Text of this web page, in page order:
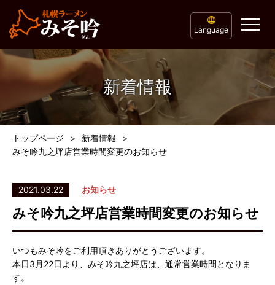
Language
新着情報
トップページ
新着情報
みそ吟九之坪店営業時間変更のお知らせ
2021.03.22 お知らせ
みそ吟九之坪店営業時間変更のお知らせ
いつもみそ吟をご利用頂きありがとうございます。
本日3月22日より、みそ吟九之坪店は、通常営業時間となりま
す。